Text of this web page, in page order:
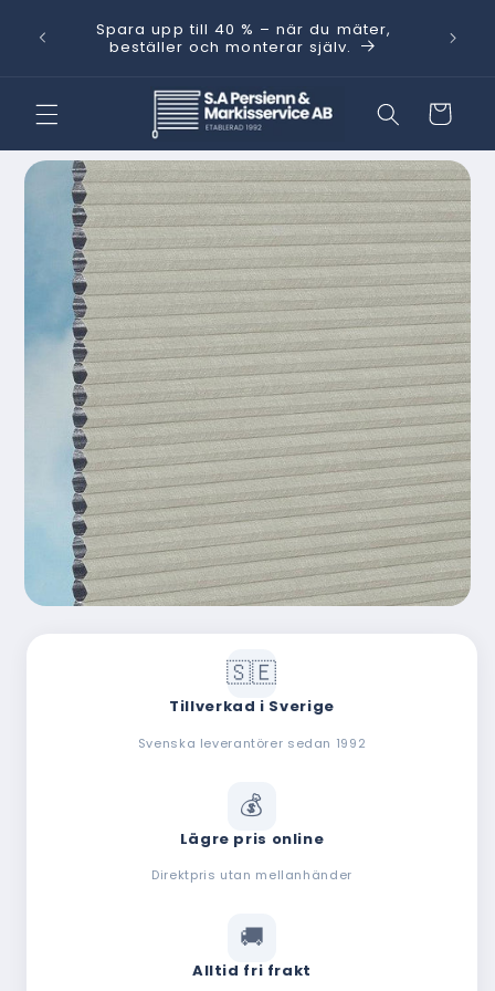
till
Spara upp till 40 % – när du mäter,
beställer och monterar själv.
med
Varukorg
vidare till
Tillverkad i Sverige
Svenska leverantörer sedan 1992
Lägre pris online
Direktpris utan mellanhänder
Alltid fri frakt